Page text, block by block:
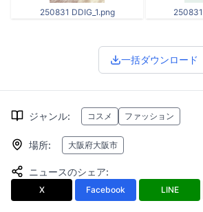
250831 DDIG_1.png
一括ダウンロード
ジャンル: コスメ ファッション
場所: 大阪府大阪市
ニュースのシェア:
X Facebook LINE